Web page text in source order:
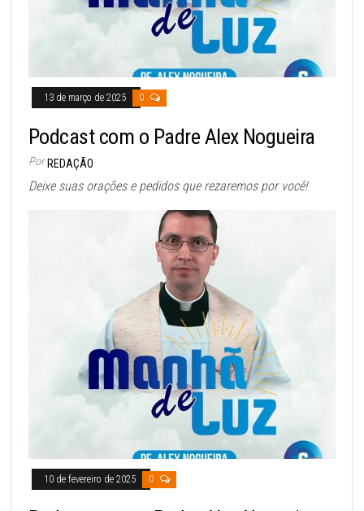
13 de março de 2025 0
Podcast com o Padre Alex Nogueira
Por REDAÇÃO
Deixe suas orações e pedidos que rezaremos por você!
10 de fevereiro de 2025 0